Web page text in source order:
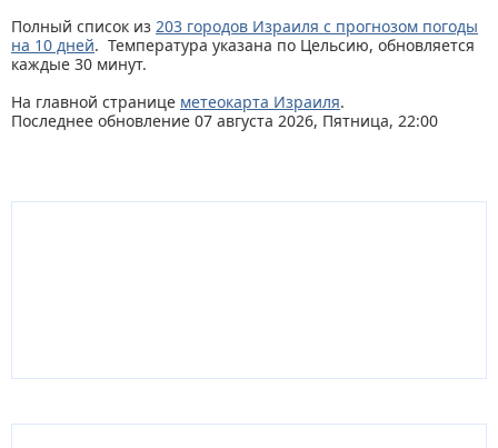
Полный список из 203 городов Израиля с прогнозом погоды
на 10 дней. Температура указана по Цельсию, обновляется
каждые 30 минут.
На главной странице метеокарта Израиля.
Последнее обновление 07 августа 2026, Пятница, 22:00